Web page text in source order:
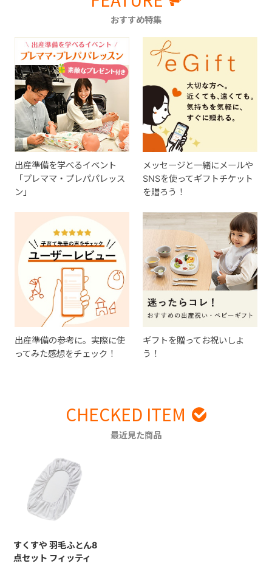
おすすめ特集
出産準備を学べるイベント
「プレママ・プレパパレッス
ン」
メッセージと一緒にメールや
SNSを使ってギフトチケット
を贈ろう！
出産準備の参考に。実際に使
ってみた感想をチェック！
ギフトを贈ってお祝いしよ
う！
CHECKED ITEM
最近見た商品
すくすや 羽毛ふとん8
点セット フィッティ